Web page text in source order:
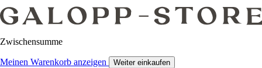
Zwischensumme
Meinen Warenkorb anzeigen Weiter einkaufen